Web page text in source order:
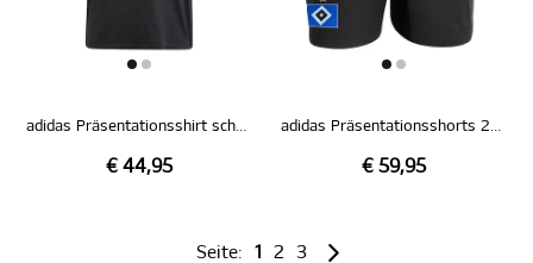
adidas Präsentationsshirt schwarz 26/27
€ 44,95
adidas Präsentationsshorts 26/27
€ 59,95
Seite: 1 2 3